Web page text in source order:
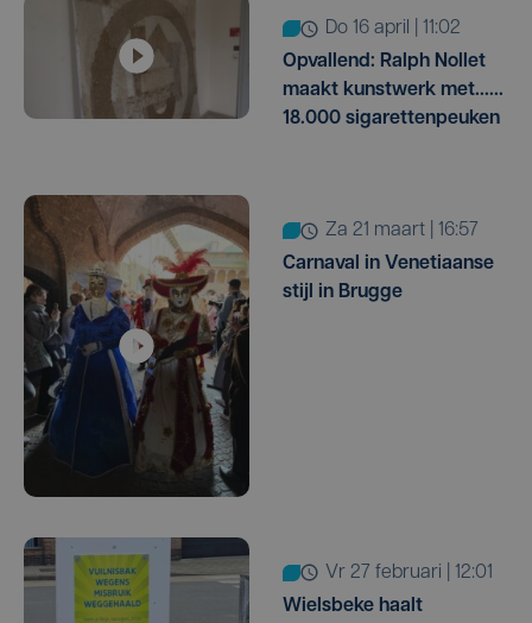
do 16 april | 11:02
Opvallend: Ralph Nollet
maakt kunstwerk met......
18.000 sigarettenpeuken
za 21 maart | 16:57
Carnaval in Venetiaanse
stijl in Brugge
vr 27 februari | 12:01
Wielsbeke haalt